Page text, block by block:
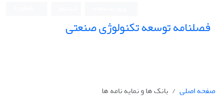
فصلنامه توسعه تکنولوژی صنعتی
صفحه اصلی بانک ها و نمایه نامه ها